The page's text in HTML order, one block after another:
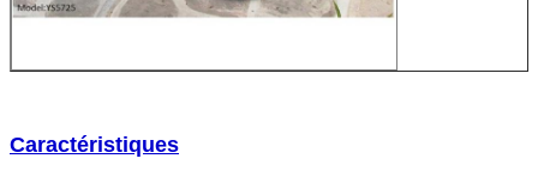
Caractéristiques